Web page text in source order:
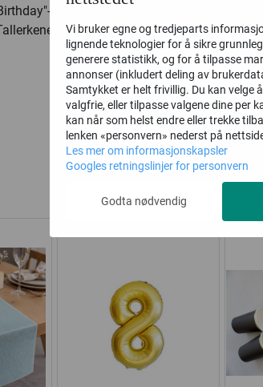
tekst setter stemningen med en
har en lekker gullkant som gir et
Alternative
Vi bruker egne og tredjeparts
lignende teknologier for å sikre
generere statistikk, og for å tilpasse
annonser (inkludert deling av
Samtykket er helt frivillig. Du kan velge
valgfrie, eller tilpasse valgene dine per
kan når som helst endre eller trekke
lenken «personvern» nederst på
Les mer om informasjonskapsler
Googles retningslinjer for personvern
Godta nødvendig